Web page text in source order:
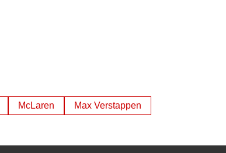
McLaren
Max Verstappen